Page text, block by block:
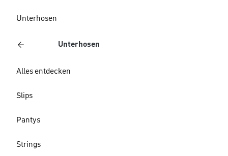
Unterhosen
Unterhosen
Alles entdecken
Slips
Pantys
Strings